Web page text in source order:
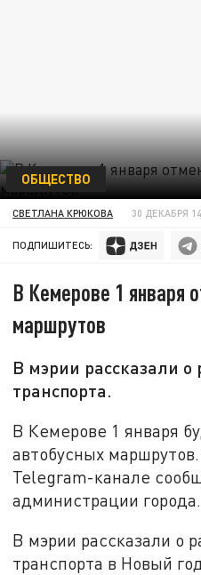
ОБЩЕСТВО
СВЕТЛАНА КРЮКОВА 30 ДЕКАБРЯ
ПОДПИШИТЕСЬ:
В Кемерове 1 января
маршрутов
В мэрии рассказали о
транспорта.
В Кемерове 1 января
автобусных
Telegram-канале
администрации города.
В мэрии рассказали о
транспорта в Новый